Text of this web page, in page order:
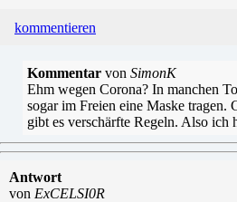
kommentieren
Kommentar von SimonK
Ehm wegen Corona? In manchen
sogar im Freien eine Maske tragen.
gibt es verschärfte Regeln. Also ich
Antwort
von ExCELSI0R